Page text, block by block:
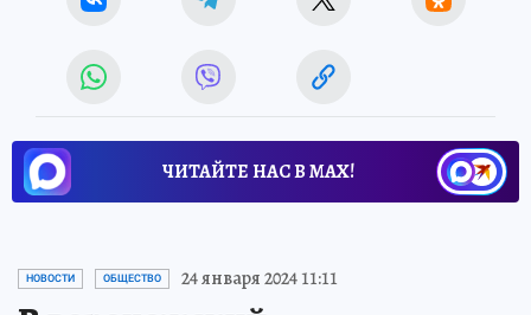
ЧИТАЙТЕ НАС В МАХ!
НОВОСТИ ОБЩЕСТВО 24 января 2024 11:11